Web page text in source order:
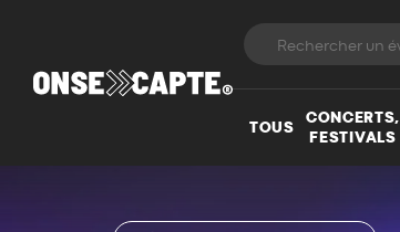
TOUS
CONCERTS,
FESTIVALS